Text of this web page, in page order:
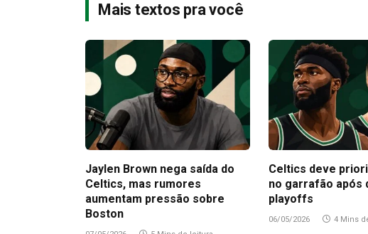
Mais textos pra você
Jaylen Brown nega saída do
Celtics, mas rumores
aumentam pressão sobre
Boston
Celtics deve
no garrafão após
playoffs
06/05/2026 4 Mins